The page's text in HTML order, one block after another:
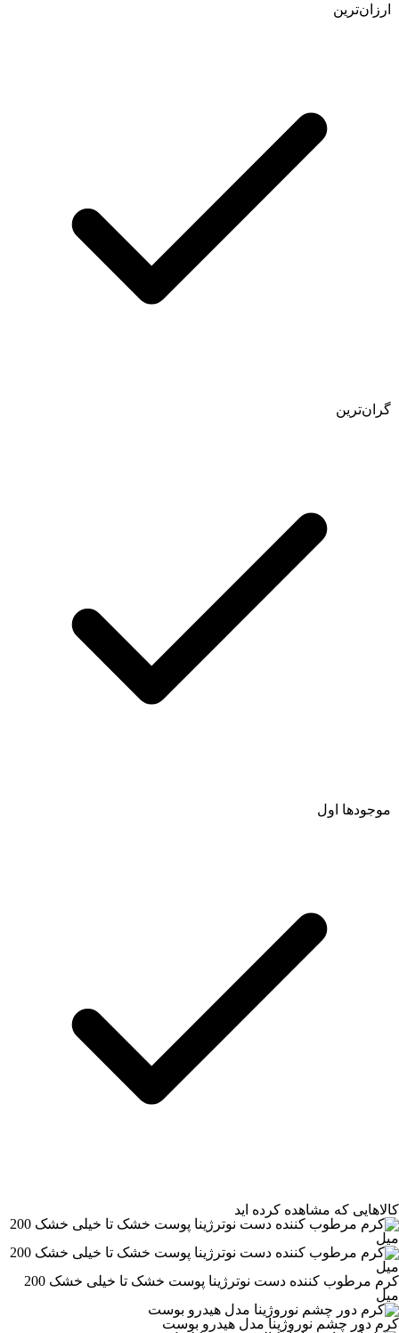
ارزان‌ترین
گران‌ترین
موجودها اول
کالاهایی که مشاهده کرده اید
کرم مرطوب کننده دست نوترژینا پوست خشک تا خیلی خشک 200
میل
کرم دور چشم نوروژینا مدل هیدرو بوست